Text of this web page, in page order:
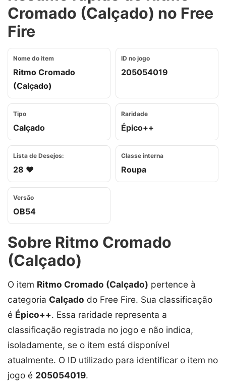
Cromado (Calçado) no Free
Fire
Nome do item
Ritmo Cromado
(Calçado)
ID no jogo
205054019
Tipo
Calçado
Raridade
Épico++
Lista de Desejos:
28 ❤️
Classe interna
Roupa
Versão
OB54
Sobre Ritmo Cromado
(Calçado)
O item Ritmo Cromado (Calçado) pertence à
categoria Calçado do Free Fire. Sua classificação
é Épico++. Essa raridade representa a
classificação registrada no jogo e não indica,
isoladamente, se o item está disponível
atualmente. O ID utilizado para identificar o item no
jogo é 205054019.